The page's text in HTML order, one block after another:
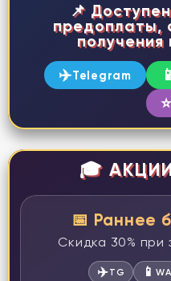
📌
предоплаты,
получения
✈️Telegram 📱
⭐
🎓
📅 Раннее
Скидка 30% при
✈️TG 📱WA